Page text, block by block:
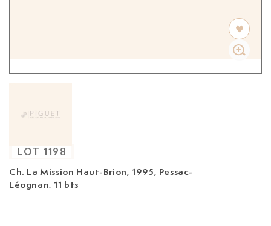
Ch. La Mission Haut-Brion, 1995,
Léognan, 11 bts
LOT 1198